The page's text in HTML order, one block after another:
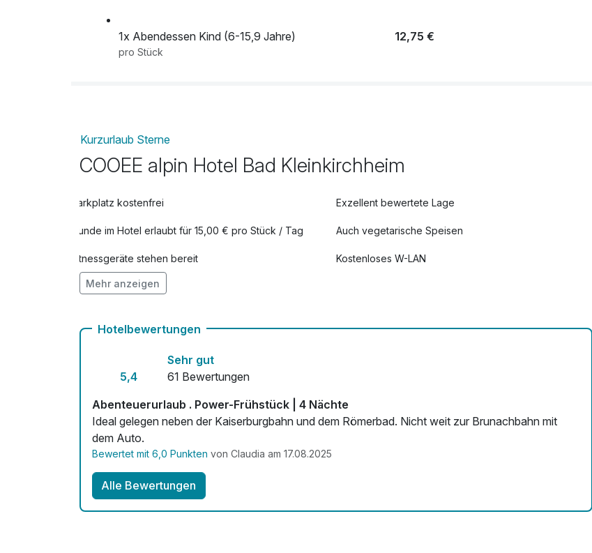
- Bonuspartner mit attraktiven Ermäßigungen und Gratisangeboten
- ermäßigte Nutzung des Nockmobils
- Aktivprogramm mit kostenlosen und reduzierten Angeboten für die gesamte Familie
1x Abendessen Kind (6-15,9 Jahre) 12,75 €
pro Stück
Kurzurlaub Sterne
COOEE alpin Hotel Bad Kleinkirchheim
Parkplatz kostenfrei Exzellent bewertete Lage
Hunde im Hotel erlaubt für 15,00 € pro Stück / Tag Auch vegetarische Speisen
Fitnessgeräte stehen bereit Kostenloses W-LAN
Mit Hotelbar
Mehr anzeigen
Hotelbewertungen
5,4
Sehr gut
61 Bewertungen
Abenteuerurlaub . Power-Frühstück | 4 Nächte
Ideal gelegen neben der Kaiserburgbahn und dem Römerbad. Nicht weit zur Brunachbahn mit
dem Auto.
Bewertet mit 6,0 Punkten von Claudia am 17.08.2025
Alle Bewertungen